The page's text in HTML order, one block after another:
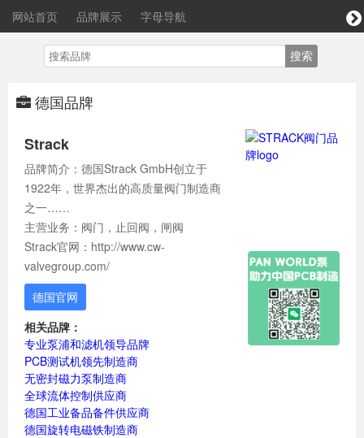
网站首页 品牌展示 字母导航
德国品牌
Strack
品牌简介：德国Strack GmbH创立于
1922年，世界杰出的高质量阀门制造商
之一……
主营业务：阀门，止回阀，闸阀
Strack官网：http://www.cw-
valvegroup.com/
德国官网
相关品牌：
专业泵浦和滤机领导品牌
PCB测试机领先制造商
无密封磁力泵制造商
全球流体控制供应商
德国工业备品备件供应商
德国旋转电磁铁制造商